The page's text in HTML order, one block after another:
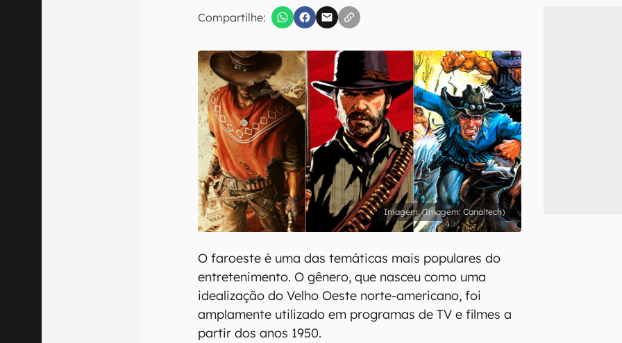
Compartilhe:
inscreva-se
Confirmo que li, aceito e concordo com os Termos de Uso e Política de Privacidade do
(Imagem: Canaltech)
O faroeste é uma das temáticas mais populares do
entretenimento. O gênero, que nasceu como uma
idealização do Velho Oeste norte-americano, foi
amplamente utilizado em programas de TV e filmes a
partir dos anos 1950.